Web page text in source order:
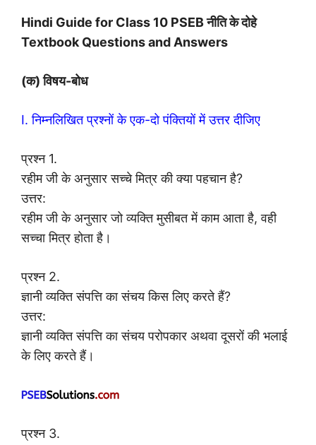
Hindi Guide for Class 10 PSEB नीति के दोहे
Textbook Questions and Answers
(क) विषय-बोध
I. निम्नलिखित प्रश्नों के एक-दो पंक्तियों में उत्तर दीजिए
प्रश्न 1.
रहीम जी के अनुसार सच्चे मित्र की क्या पहचान है?
उत्तर:
रहीम जी के अनुसार जो व्यक्ति मुसीबत में काम आता है, वही
सच्चा मित्र होता है।
प्रश्न 2.
ज्ञानी व्यक्ति संपत्ति का संचय किस लिए करते हैं?
उत्तर:
ज्ञानी व्यक्ति संपत्ति का संचय परोपकार अथवा दूसरों की भलाई
के लिए करते हैं।
प्रश्न 3.